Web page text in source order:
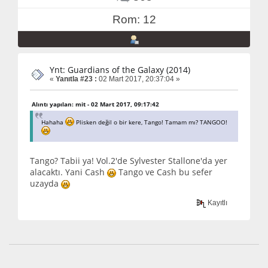
Rom: 12
Ynt: Guardians of the Galaxy (2014)
« Yanıtla #23 : 02 Mart 2017, 20:37:04 »
Alıntı yapılan: mit - 02 Mart 2017, 09:17:42
Hahaha Plisken değil o bir kere, Tango! Tamam mı? TANGOO!
Tango? Tabii ya! Vol.2'de Sylvester Stallone'da yer
alacaktı. Yani Cash
Tango ve Cash bu sefer
uzayda
Kayıtlı